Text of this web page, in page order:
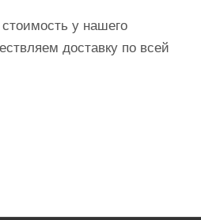
у нашего
доставку по всей